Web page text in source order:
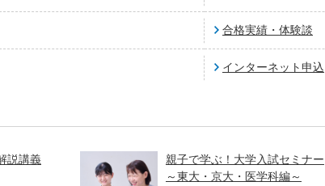
合格実績・体験談
インターネット申込
説講義
親子で学ぶ！大学入試セミナー
～東大・京大・医学科編～